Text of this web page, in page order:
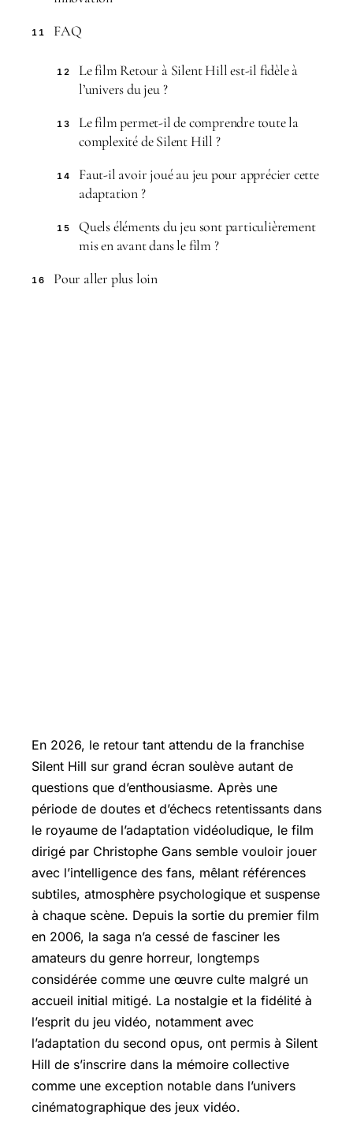
11 FAQ
12
Le film Retour à Silent Hill est-il fidèle à
l’univers du jeu ?
13
Le film permet-il de comprendre toute la
complexité de Silent Hill ?
14
Faut-il avoir joué au jeu pour apprécier cette
adaptation ?
15
Quels éléments du jeu sont particulièrement
mis en avant dans le film ?
16 Pour aller plus loin
En 2026, le retour tant attendu de la franchise
Silent Hill sur grand écran soulève autant de
questions que d’enthousiasme. Après une
période de doutes et d’échecs retentissants dans
le royaume de l’adaptation vidéoludique, le film
dirigé par Christophe Gans semble vouloir jouer
avec l’intelligence des fans, mêlant références
subtiles, atmosphère psychologique et suspense
à chaque scène. Depuis la sortie du premier film
en 2006, la saga n’a cessé de fasciner les
amateurs du genre horreur, longtemps
considérée comme une œuvre culte malgré un
accueil initial mitigé. La nostalgie et la fidélité à
l’esprit du jeu vidéo, notamment avec
l’adaptation du second opus, ont permis à Silent
Hill de s’inscrire dans la mémoire collective
comme une exception notable dans l’univers
cinématographique des jeux vidéo.